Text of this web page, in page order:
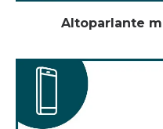
Altoparlante